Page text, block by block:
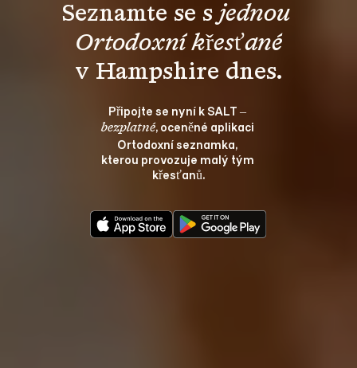
Seznamte se s jednou
Ortodoxní křesťané
v Hampshire dnes.
Připojte se nyní k SALT –
bezplatné, oceněné aplikaci
Ortodoxní seznamka,
kterou provozuje malý tým
křesťanů.